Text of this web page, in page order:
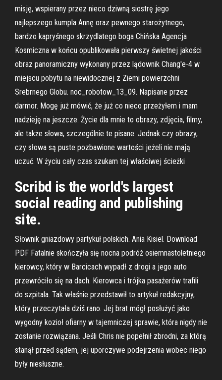
misję, wspierany przez nieco dziwną siostrę jego
najlepszego kumpla Annę oraz pewnego starożytnego,
bardzo kapryśnego skrzydlatego boga Chińska Agencja
Kosmiczna w końcu opublikowała pierwszy świetnej jakości
obraz panoramiczny wykonany przez lądownik Chang'e-4 w
miejscu pobytu na niewidocznej z Ziemi powierzchni
Srebrnego Globu. noc_robotow_13_09. Napisane przez
darmor. Mogę już mówić, że już co nieco przeżyłem i mam
nadzieję na jeszcze. Życie dla mnie to obrazy, zdjęcia, filmy,
ale także słowa, szczególnie te pisane. Jednak czy obrazy,
czy słowa są puste pozbawione wartości jeżeli nie mają
uczuć. W życiu cały czas szukam tej właściwej ścieżki
Scribd is the world's largest
social reading and publishing
site.
Słownik gniazdowy partykuł polskich. Ania Kisiel. Download
PDF Fatalnie skończyła się nocna podróż osiemnastoletniego
kierowcy, który w Barcicach wypadł z drogi a jego auto
przewróciło się na dach. Kierowca i trójka pasażerów trafili
do szpitala. Tak właśnie przedstawił to artykuł redakcyjny,
który przeczytała dziś rano. Jej brat mógł posłużyć jako
wygodny kozioł ofiarny w tajemniczej sprawie, która nigdy nie
zostanie rozwiązana. Jeśli Chris nie popełnił zbrodni, za którą
stanął przed sądem, jej uporczywe podejrzenia wobec niego
były niesłuszne.